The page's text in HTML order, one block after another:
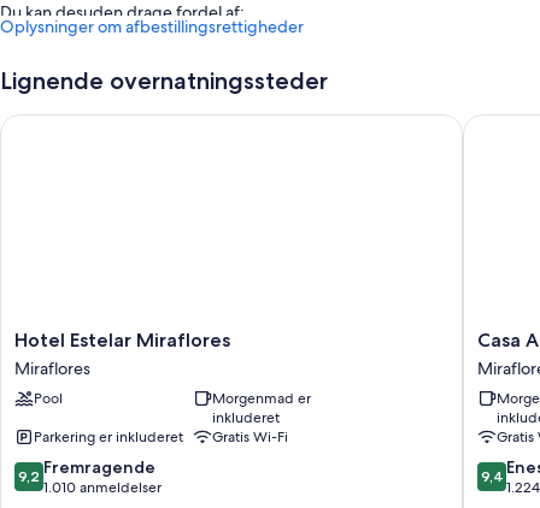
Du kan desuden drage fordel af:
Røgfrie områder, bagageopbevaring og et kontorfællesskab
Værelsesfaciliteter
Garderobe eller klædeskab, gratis vugger og kaffe-/temaskiner
Oplysninger om afbestillingsrettigheder
Lignende overnatningssteder
Hotel
Estelar
Miraflores
Miraflores
Hotel Estelar Miraflores
Miraflores
Pool
Morgenmad er
inkluderet
Parkering er inkluderet
Gratis Wi-Fi
9.2
ud
9,2 Fremragende
1.010 anmeldelser
Hotel Estelar Miraflores
Casa
Andina
Casa
Gratis
9.4
ud
9,4
Casa